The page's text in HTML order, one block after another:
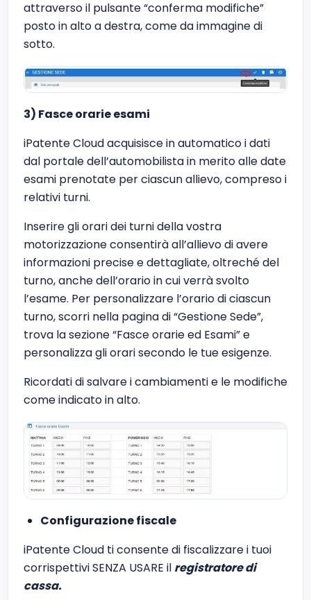
attraverso il pulsante “conferma modifiche”
posto in alto a destra, come da immagine di
sotto.
3) Fasce orarie esami
iPatente Cloud acquisisce in automatico i dati
dal portale dell’automobilista in merito alle date
esami prenotate per ciascun allievo, compreso i
relativi turni.
Inserire gli orari dei turni della vostra
motorizzazione consentirà all’allievo di avere
informazioni precise e dettagliate, oltreché del
turno, anche dell’orario in cui verrà svolto
l’esame. Per personalizzare l’orario di ciascun
turno, scorri nella pagina di “Gestione Sede”,
trova la sezione “Fasce orarie ed Esami” e
personalizza gli orari secondo le tue esigenze.
Ricordati di salvare i cambiamenti e le modifiche
come indicato in alto.
Configurazione fiscale
iPatente Cloud ti consente di fiscalizzare i tuoi
corrispettivi SENZA USARE il registratore di
cassa.